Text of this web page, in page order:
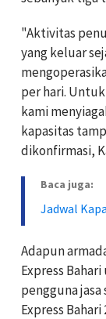
"Aktivitas
yang keluar
per hari.
kami
kapasitas
dikonfirmasi,
Baca juga:
Jadwal
Adapun
Express
pengguna
Express